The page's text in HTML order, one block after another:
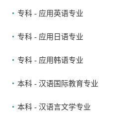
专科 - 应用英语专业
专科 - 应用日语专业
专科 - 应用韩语专业
本科 - 汉语国际教育专业
本科 - 汉语言文学专业